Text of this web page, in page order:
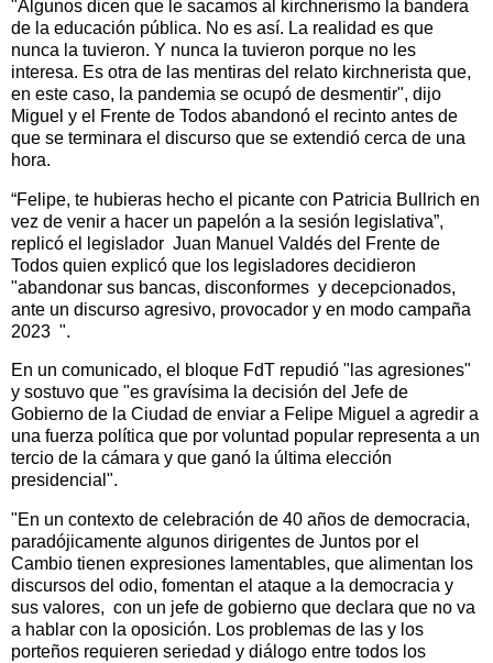
"Algunos dicen que le sacamos al kirchnerismo la bandera
de la educación pública. No es así. La realidad es que
nunca la tuvieron. Y nunca la tuvieron porque no les
interesa. Es otra de las mentiras del relato kirchnerista que,
en este caso, la pandemia se ocupó de desmentir", dijo
Miguel y el Frente de Todos abandonó el recinto antes de
que se terminara el discurso que se extendió cerca de una
hora.
“Felipe, te hubieras hecho el picante con Patricia Bullrich en
vez de venir a hacer un papelón a la sesión legislativa”,
replicó el legislador Juan Manuel Valdés del Frente de
Todos quien explicó que los legisladores decidieron
"abandonar sus bancas, disconformes y decepcionados,
ante un discurso agresivo, provocador y en modo campaña
2023 ".
En un comunicado, el bloque FdT repudió "las agresiones"
y sostuvo que "es gravísima la decisión del Jefe de
Gobierno de la Ciudad de enviar a Felipe Miguel a agredir a
una fuerza política que por voluntad popular representa a un
tercio de la cámara y que ganó la última elección
presidencial".
"En un contexto de celebración de 40 años de democracia,
paradójicamente algunos dirigentes de Juntos por el
Cambio tienen expresiones lamentables, que alimentan los
discursos del odio, fomentan el ataque a la democracia y
sus valores, con un jefe de gobierno que declara que no va
a hablar con la oposición. Los problemas de las y los
porteños requieren seriedad y diálogo entre todos los